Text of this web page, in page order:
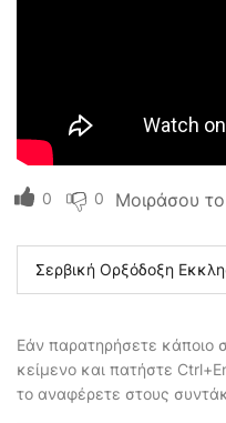
0 0 Μοιράσου το
Σερβική Ορξόδοξη
Εάν παρατηρήσετε κάποιο
κείμενο και πατήστε
το αναφέρετε στους